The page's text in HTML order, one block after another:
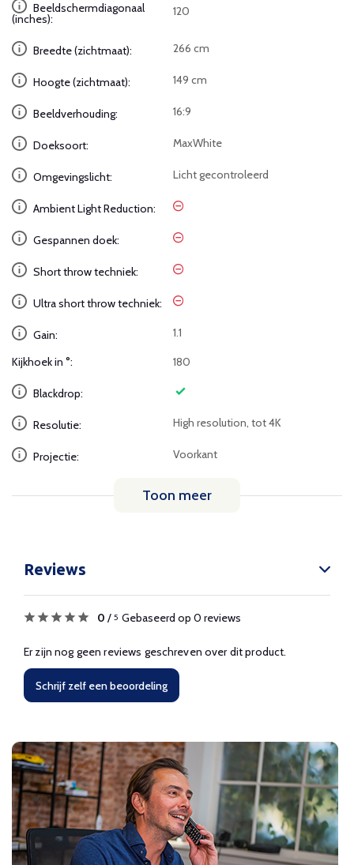
Beeldschermdiagonaal
(inches):
120
Breedte (zichtmaat): 266 cm
Hoogte (zichtmaat): 149 cm
Beeldverhouding: 16:9
Doeksoort: MaxWhite
Omgevingslicht: Licht gecontroleerd
Ambient Light Reduction:
Gespannen doek:
Short throw techniek:
Ultra short throw techniek:
Gain: 1.1
Kijkhoek in °: 180
Blackdrop:
Resolutie: High resolution, tot 4K
Projectie: Voorkant
Toon meer
Reviews
0 / 5 Gebaseerd op 0 reviews
Er zijn nog geen reviews geschreven over dit product.
Schrijf zelf een beoordeling